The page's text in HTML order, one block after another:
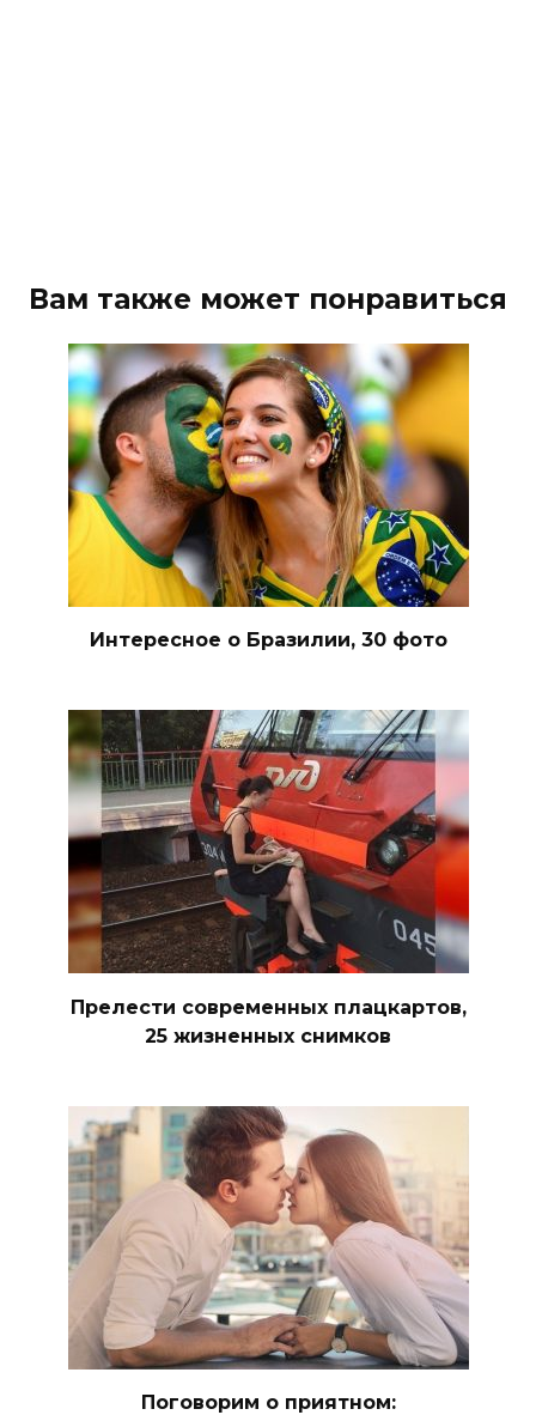
Вам также может понравиться
Интересное о Бразилии, 30 фото
Прелести современных плацкартов,
25 жизненных снимков
Поговорим о приятном: